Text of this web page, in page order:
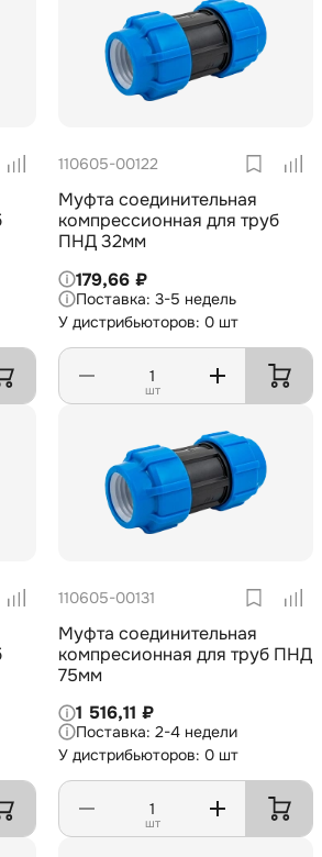
110605-00122
Муфта соединительная
компрессионная для труб
ПНД 32мм
179,66 ₽
3-5 недель
У дистрибьюторов: 0 шт
шт
110605-00131
Муфта соединительная
компресионная для труб ПНД
75мм
1 516,11 ₽
2-4 недели
У дистрибьюторов: 0 шт
шт